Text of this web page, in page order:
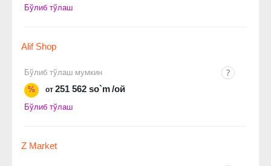
Бўлиб тўлаш
Alif Shop
Бўлиб тўлаш мумкин
%
от 251 562 so`m/ой
Бўлиб тўлаш
Z Market